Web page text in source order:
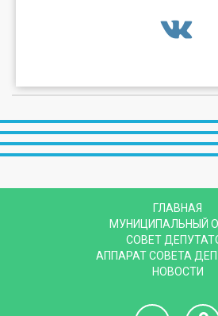
ГЛАВНАЯ
МУНИЦИПАЛЬНЫЙ
СОВЕТ
АППАРАТ СОВЕТА
НОВОСТИ